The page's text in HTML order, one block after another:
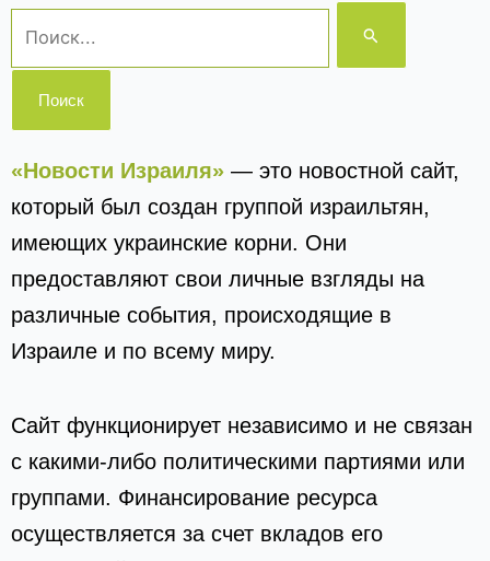
Поиск:
«Новости Израиля» — это новостной сайт,
который был создан группой израильтян,
имеющих украинские корни. Они
предоставляют свои личные взгляды на
различные события, происходящие в
Израиле и по всему миру.
Сайт функционирует независимо и не связан
с какими-либо политическими партиями или
группами. Финансирование ресурса
осуществляется за счет вкладов его